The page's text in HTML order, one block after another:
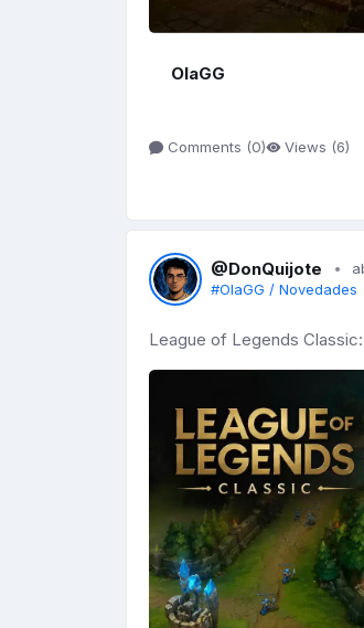
OlaGG
Comments (0) Views (6)
@DonQuijote
#OlaGG / Novedades
League of Legends